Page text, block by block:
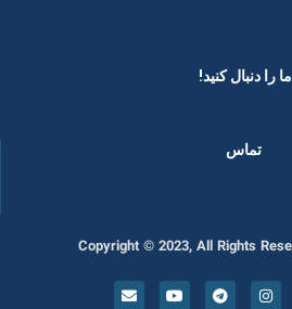
ما را دنبال کنید! ​
تماس